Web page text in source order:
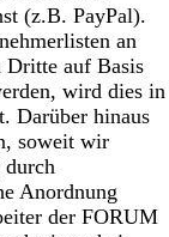
(z.B. PayPal).
an
Dritte auf Basis
wird dies in
Darüber hinaus
soweit wir
durch
Anordnung
der FORUM